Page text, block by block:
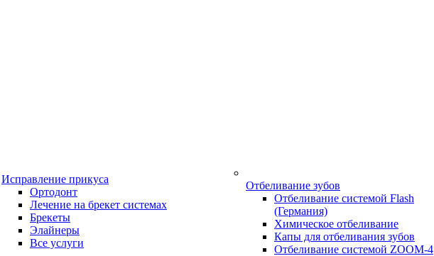
Исправление прикуса
Ортодонт
Лечение на брекет системах
Брекеты
Элайнеры
Все услуги
Отбеливание зубов
Отбеливание системой Flash
(Германия)
Химическое отбеливание
Капы для отбеливания зубов
Отбеливание системой ZOOM-4